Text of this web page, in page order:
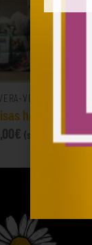
VERANO
hawaianas
€ (sin IVA)